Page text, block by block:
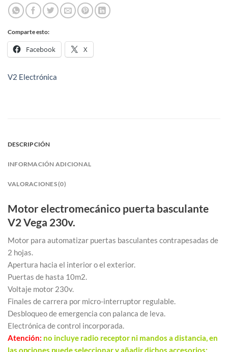
Comparte esto:
Facebook X
V2 Electrónica
DESCRIPCIÓN
INFORMACIÓN ADICIONAL
VALORACIONES (0)
Motor electromecánico puerta basculante
V2 Vega 230v.
Motor para automatizar puertas basculantes contrapesadas de
2 hojas.
Apertura hacia el interior o el exterior.
Puertas de hasta 10m2.
Voltaje motor 230v.
Finales de carrera por micro-interruptor regulable.
Desbloqueo de emergencia con palanca de leva.
Electrónica de control incorporada.
Atención: no incluye radio receptor ni mandos a distancia, en
las opciones puede seleccionar y añadir dichos accesorios: